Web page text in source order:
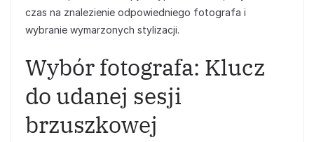
czas na znalezienie odpowiedniego fotografa i
wybranie wymarzonych stylizacji.
Wybór fotografa: Klucz
do udanej sesji
brzuszkowej